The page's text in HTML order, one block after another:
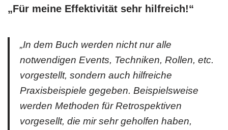
„Für meine Effektivität sehr hilfreich!“
„In dem Buch werden nicht nur alle
notwendigen Events, Techniken, Rollen, etc.
vorgestellt, sondern auch hilfreiche
Praxisbeispiele gegeben. Beispielsweise
werden Methoden für Retrospektiven
vorgesellt, die mir sehr geholfen haben,